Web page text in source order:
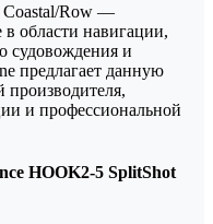
Coastal/Row —
области навигации,
судовождения и
предлагает данную
производителя,
и профессиональной
HOOK2-5 SplitShot